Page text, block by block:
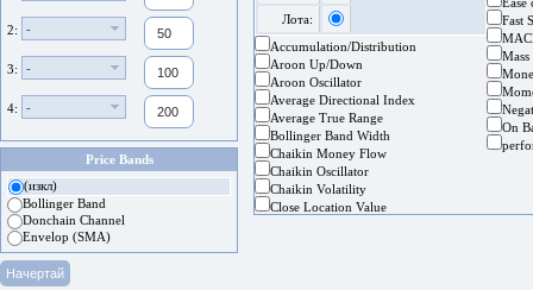
2: -
3: -
4: -
Price Bands
(изкл)
Bollinger Band
Donchain Channel
Envelop (SMA)
Лота:
Accumulation/Distribution
Aroon Up/Down
Aroon Oscillator
Average Directional Index
Average True Range
Bollinger Band Width
Chaikin Money Flow
Chaikin Oscillator
Chaikin Volatility
Close Location Value
Fast
On